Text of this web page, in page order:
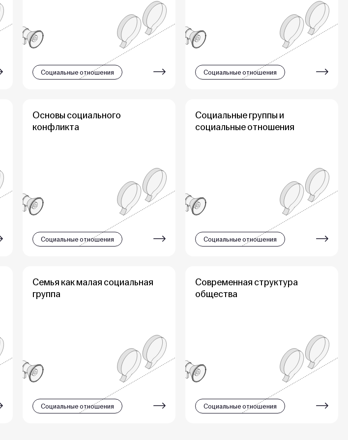
Социальные отношения Социальные отношения
Основы социального
конфликта
Социальные отношения
Социальные группы и
социальные отношения
Социальные отношения
Семья как малая социальная
группа
Социальные отношения
Современная структура
общества
Социальные отношения